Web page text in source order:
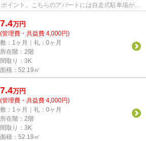
イント。こちらのアパートには自走式駐車場があ
...
7.4万円
(管理費・共益費 4,000円)
敷：1ヶ月｜礼：0ヶ月
所在階：2階
間取り：3K
面積：52.19㎡
7.4万円
(管理費・共益費 4,000円)
敷：1ヶ月｜礼：0ヶ月
所在階：2階
間取り：3K
面積：52.19㎡